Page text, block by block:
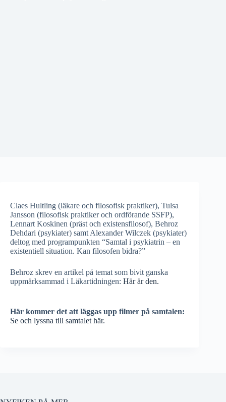
Claes Hultling (läkare och filosofisk praktiker), Tulsa
Jansson (filosofisk praktiker och ordförande SSFP),
Lennart Koskinen (präst och existensfilosof), Behroz
Dehdari (psykiater) samt Alexander Wilczek (psykiater)
deltog med programpunkten “Samtal i psykiatrin – en
existentiell situation. Kan filosofen bidra?”
Behroz skrev en artikel på temat som bivit ganska
uppmärksammad i Läkartidningen: Här är den.
Här kommer det att läggas upp filmer på samtalen:
Se och lyssna till samtalet här.